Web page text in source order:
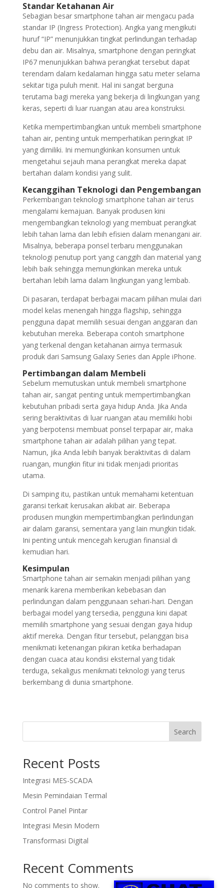
Standar Ketahanan Air
Sebagian besar smartphone tahan air mengacu pada
standar IP (Ingress Protection). Angka yang mengikuti
huruf “IP” menunjukkan tingkat perlindungan terhadap
debu dan air. Misalnya, smartphone dengan peringkat
IP67 menunjukkan bahwa perangkat tersebut dapat
terendam dalam kedalaman hingga satu meter selama
sekitar tiga puluh menit. Hal ini sangat berguna
terutama bagi mereka yang bekerja di lingkungan yang
keras, seperti di luar ruangan atau area konstruksi.
Ketika mempertimbangkan untuk membeli smartphone
tahan air, penting untuk memperhatikan peringkat IP
yang dimiliki. Ini memungkinkan konsumen untuk
mengetahui sejauh mana perangkat mereka dapat
bertahan dalam kondisi yang sulit.
Kecanggihan Teknologi dan Pengembangan
Perkembangan teknologi smartphone tahan air terus
mengalami kemajuan. Banyak produsen kini
mengembangkan teknologi yang membuat perangkat
lebih tahan lama dan lebih efisien dalam menangani air.
Misalnya, beberapa ponsel terbaru menggunakan
teknologi penutup port yang canggih dan material yang
lebih baik sehingga memungkinkan mereka untuk
bertahan lebih lama dalam lingkungan yang lembab.
Di pasaran, terdapat berbagai macam pilihan mulai dari
model kelas menengah hingga flagship, sehingga
pengguna dapat memilih sesuai dengan anggaran dan
kebutuhan mereka. Beberapa contoh smartphone
yang terkenal dengan ketahanan airnya termasuk
produk dari Samsung Galaxy Series dan Apple iPhone.
Pertimbangan dalam Membeli
Sebelum memutuskan untuk membeli smartphone
tahan air, sangat penting untuk mempertimbangkan
kebutuhan pribadi serta gaya hidup Anda. Jika Anda
sering beraktivitas di luar ruangan atau memiliki hobi
yang berpotensi membuat ponsel terpapar air, maka
smartphone tahan air adalah pilihan yang tepat.
Namun, jika Anda lebih banyak beraktivitas di dalam
ruangan, mungkin fitur ini tidak menjadi prioritas
utama.
Di samping itu, pastikan untuk memahami ketentuan
garansi terkait kerusakan akibat air. Beberapa
produsen mungkin mempertimbangkan perlindungan
air dalam garansi, sementara yang lain mungkin tidak.
Ini penting untuk mencegah kerugian finansial di
kemudian hari.
Kesimpulan
Smartphone tahan air semakin menjadi pilihan yang
menarik karena memberikan kebebasan dan
perlindungan dalam penggunaan sehari-hari. Dengan
berbagai model yang tersedia, pengguna kini dapat
memilih smartphone yang sesuai dengan gaya hidup
aktif mereka. Dengan fitur tersebut, pelanggan bisa
menikmati ketenangan pikiran ketika berhadapan
dengan cuaca atau kondisi eksternal yang tidak
terduga, sekaligus menikmati teknologi yang terus
berkembang di dunia smartphone.
Search
Recent Posts
Integrasi MES-SCADA
Mesin Pemindaian Termal
Control Panel Pintar
Integrasi Mesin Modern
Transformasi Digital
Recent Comments
No comments to show.